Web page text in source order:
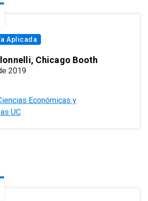
Aplicada
Chicago Booth
2019
Económicas y
UC